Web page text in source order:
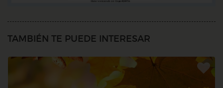
TAMBIÉN TE PUEDE INTERESAR